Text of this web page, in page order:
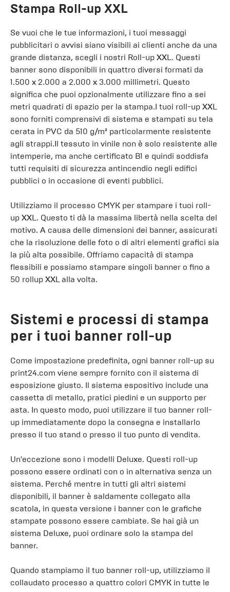
Stampa Roll-up XXL
Se vuoi che le tue informazioni, i tuoi messaggi
pubblicitari o avvisi siano visibili ai clienti anche da una
grande distanza, scegli i nostri Roll-up XXL. Questi
banner sono disponibili in quattro diversi formati da
1.500 x 2.000 a 2.000 x 3.000 millimetri. Questo
significa che puoi opzionalmente utilizzare fino a sei
metri quadrati di spazio per la stampa.I tuoi roll-up XXL
sono forniti comprensivi di sistema e stampati su tela
cerata in PVC da 510 g/m² particolarmente resistente
agli strappi.Il tessuto in vinile non è solo resistente alle
intemperie, ma anche certificato B1 e quindi soddisfa
tutti requisiti di sicurezza antincendio negli edifici
pubblici o in occasione di eventi pubblici.
Utilizziamo il processo CMYK per stampare i tuoi roll-
up XXL. Questo ti dà la massima libertà nella scelta del
motivo. A causa delle dimensioni dei banner, assicurati
che la risoluzione delle foto o di altri elementi grafici sia
la più alta possibile. Offriamo capacità di stampa
flessibili e possiamo stampare singoli banner o fino a
50 rollup XXL alla volta.
Sistemi e processi di stampa
per i tuoi banner roll-up
Come impostazione predefinita, ogni banner roll-up su
print24.com viene sempre fornito con il sistema di
esposizione giusto. Il sistema espositivo include una
cassetta di metallo, pratici piedini e un supporto per
asta. In questo modo, puoi utilizzare il tuo banner roll-
up immediatamente dopo la consegna e installarlo
presso il tuo stand o presso il tuo punto di vendita.
Un'eccezione sono i modelli Deluxe. Questi roll-up
possono essere ordinati con o in alternativa senza un
sistema. Perché mentre in tutti gli altri sistemi
disponibili, il banner è saldamente collegato alla
scatola, in questa versione i banner con le grafiche
stampate possono essere cambiate. Se hai già un
sistema Deluxe, puoi ordinare solo la stampa del
banner.
Quando stampiamo il tuo banner roll-up, utilizziamo il
collaudato processo a quattro colori CMYK in tutte le